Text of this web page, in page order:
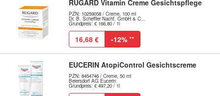
RUGARD Vitamin Creme Gesichtspflege
PZN: 10259058 / Creme, 100 ml
Dr. B. Scheffler Nachf. GmbH & C...
Grundpreis: € 166,80 / 1l
16,68 € -12% **
EUCERIN AtopiControl Gesichtscreme
PZN: 8454746 / Creme, 50 ml
Beiersdorf AG Eucerin
Grundpreis: € 497,20 / 1l